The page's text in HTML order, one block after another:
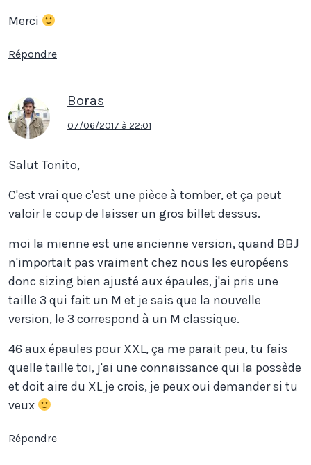
Merci
Répondre
Boras
07/06/2017 à 22:01
Salut Tonito,
C'est vrai que c'est une pièce à tomber, et ça peut
valoir le coup de laisser un gros billet dessus.
moi la mienne est une ancienne version, quand BBJ
n'importait pas vraiment chez nous les européens
donc sizing bien ajusté aux épaules, j'ai pris une
taille 3 qui fait un M et je sais que la nouvelle
version, le 3 correspond à un M classique.
46 aux épaules pour XXL, ça me parait peu, tu fais
quelle taille toi, j'ai une connaissance qui la possède
et doit aire du XL je crois, je peux oui demander si tu
veux
Répondre